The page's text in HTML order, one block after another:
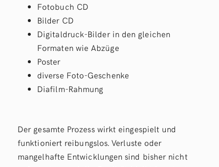
Fotobuch CD
Bilder CD
Digitaldruck-Bilder in den gleichen
Formaten wie Abzüge
Poster
diverse Foto-Geschenke
Diafilm-Rahmung
Der gesamte Prozess wirkt eingespielt und
funktioniert reibungslos. Verluste oder
mangelhafte Entwicklungen sind bisher nicht